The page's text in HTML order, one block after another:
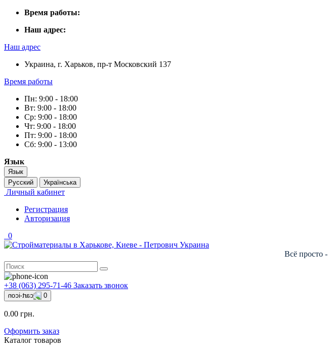
Время работы:
Наш адрес:
Наш адрес
Украина, г. Харьков, пр-т Московский 137
Время работы
Пн: 9:00 - 18:00
Вт: 9:00 - 18:00
Ср: 9:00 - 18:00
Чт: 9:00 - 18:00
Пт: 9:00 - 18:00
Сб: 9:00 - 13:00
Язык
Язык
Русский
Українська
Личный кабинет
Регистрация
Авторизация
0
Всё просто
+38 (063) 295-71-46 Заказать звонок
0
0.00 грн.
Оформить заказ
Каталог товаров